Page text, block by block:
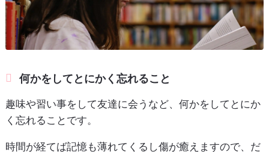
何かをしてとにかく忘れること
趣味や習い事をして友達に会うなど、何かをしてとにか
く忘れることです。
時間が経てば記憶も薄れてくるし傷が癒えますので、だ